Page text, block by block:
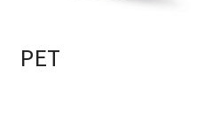
PET